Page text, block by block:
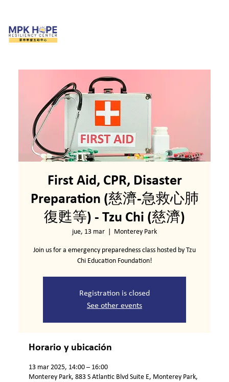
First Aid, CPR, Disaster
Preparation (慈濟-急救心肺
復甦等) - Tzu Chi (慈濟)
jue, 13 mar Monterey Park
Join us for a emergency preparedness class hosted by Tzu
Chi Education Foundation!
Registration is closed
See other events
Horario y ubicación
13 mar 2025, 14:00 – 16:00
Monterey Park, 883 S Atlantic Blvd Suite E, Monterey Park,